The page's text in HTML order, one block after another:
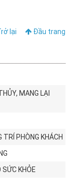
lại Đầu trang
MANG LẠI
PHÒNG KHÁCH
KHỎE